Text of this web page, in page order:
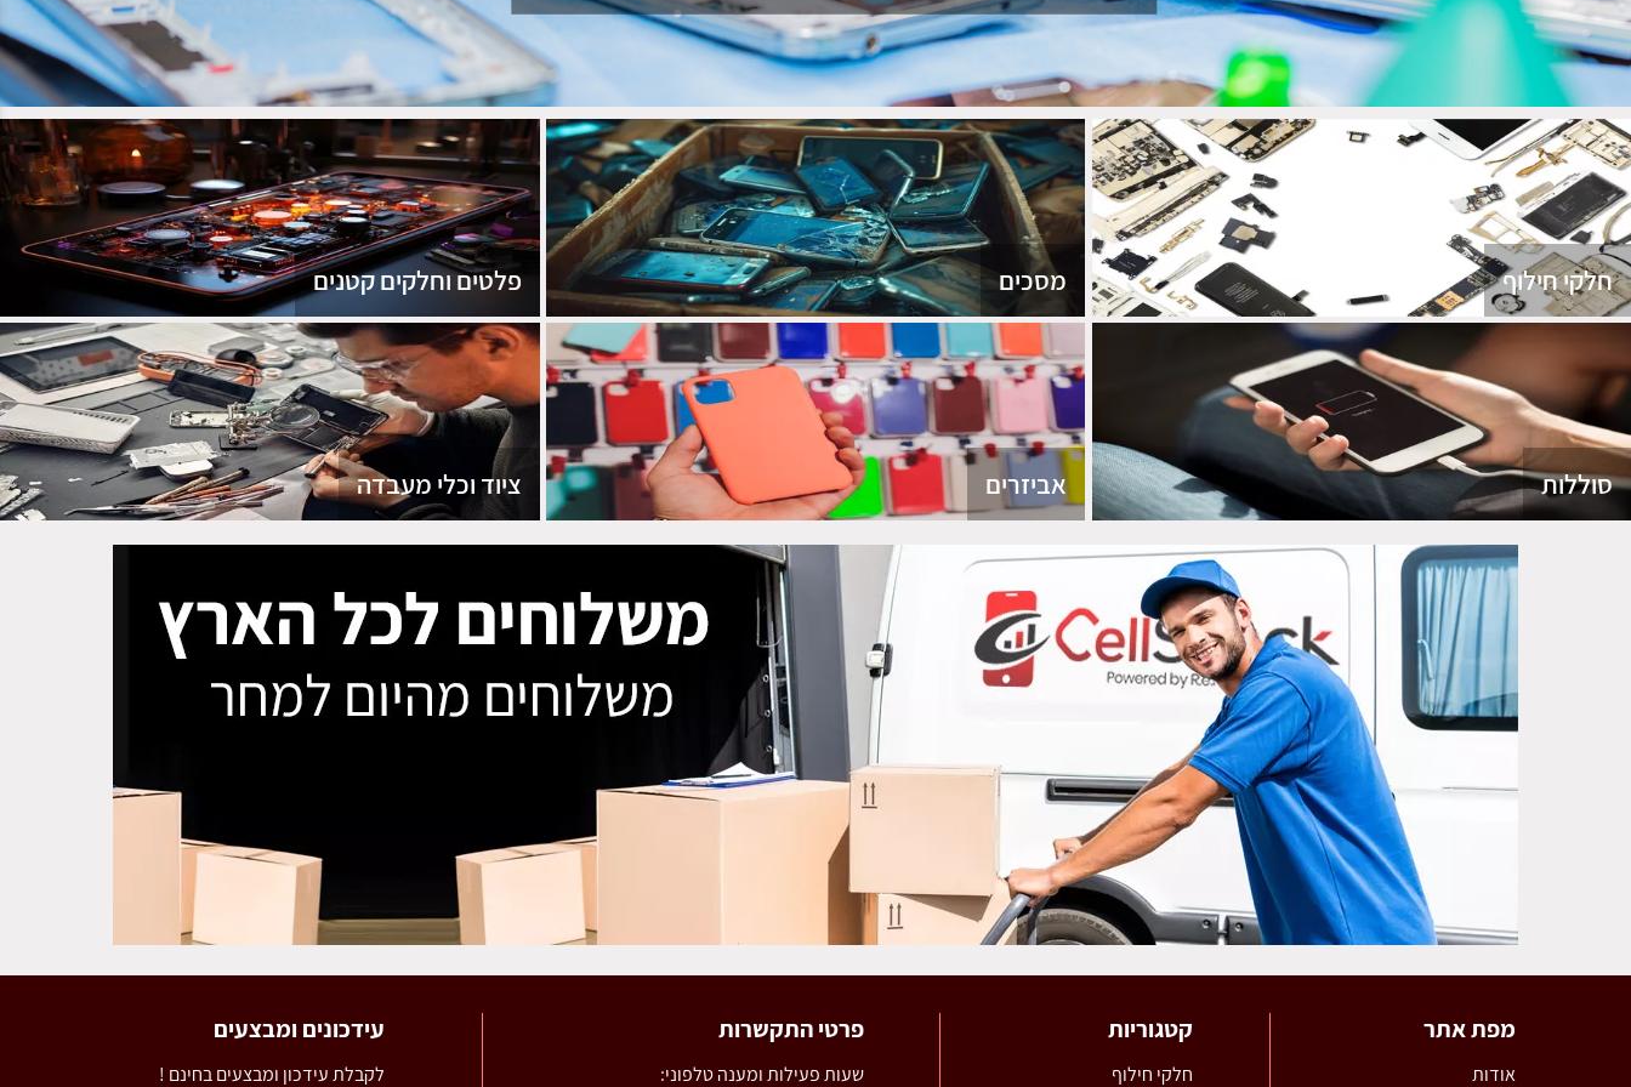
חלקי חילוף מסכים פלטים וחלקים קטנים
סוללות אביזרים ציוד וכלי מעבדה
מפת אתר
אודות
קטגוריות
חלקי חילוף
פרטי התקשרות
שעות פעילות ומענה טלפוני:
עידכונים ומבצעים
לקבלת עידכון ומבצעים בחינם !